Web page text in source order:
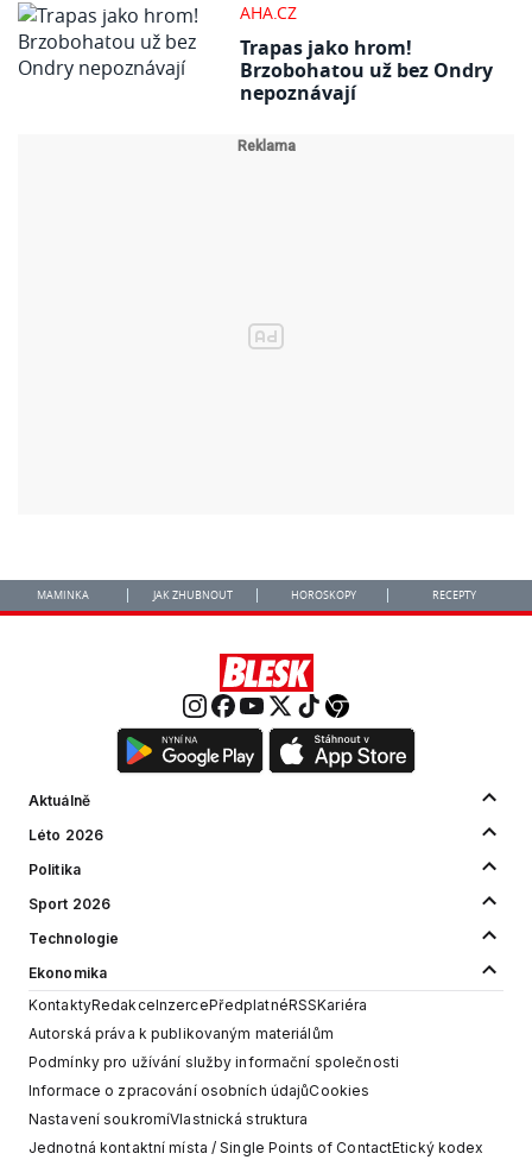
AHA.CZ
Trapas jako hrom!
Brzobohatou už bez Ondry
nepoznávají
MAMINKA JAK ZHUBNOUT HOROSKOPY RECEPTY
Aktuálně
Léto 2026
Politika
Sport 2026
Technologie
Ekonomika
KontaktyRedakceInzercePředplatnéRSSKariéra
Autorská práva k publikovaným materiálům
Podmínky pro užívání služby informační společnosti
Informace o zpracování osobních údajůCookies
Nastavení soukromíVlastnická struktura
Jednotná kontaktní místa / Single Points of ContactEtický kodex